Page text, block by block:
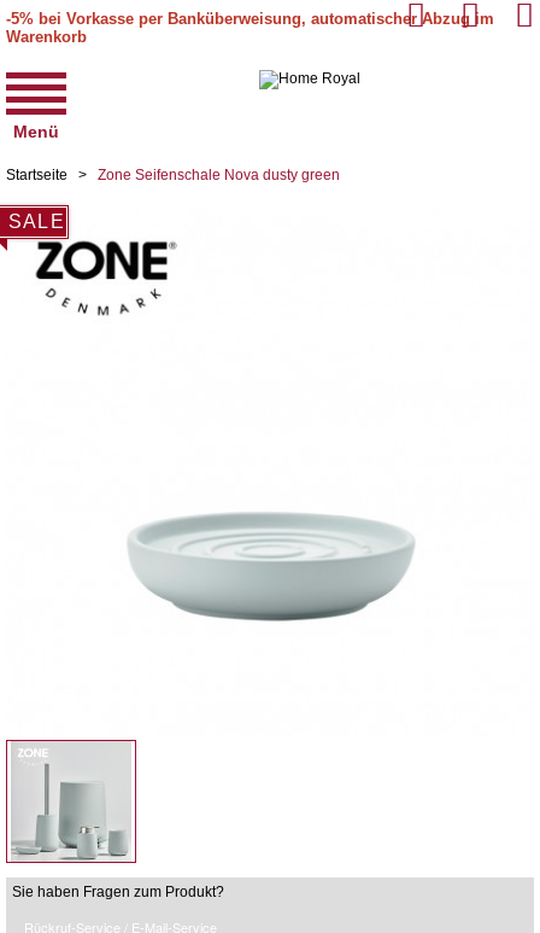
-5% bei Vorkasse per Banküberweisung, automatischer Abzug im
Warenkorb
Menü
Startseite > Zone Seifenschale Nova dusty green
SALE
Sie haben Fragen zum Produkt?
Rückruf-Service / E-Mail-Service